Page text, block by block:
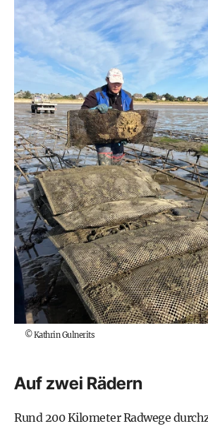
©Kathrin Gulnerits
Auf zwei Rädern
Rund 200 Kilometer Radwege